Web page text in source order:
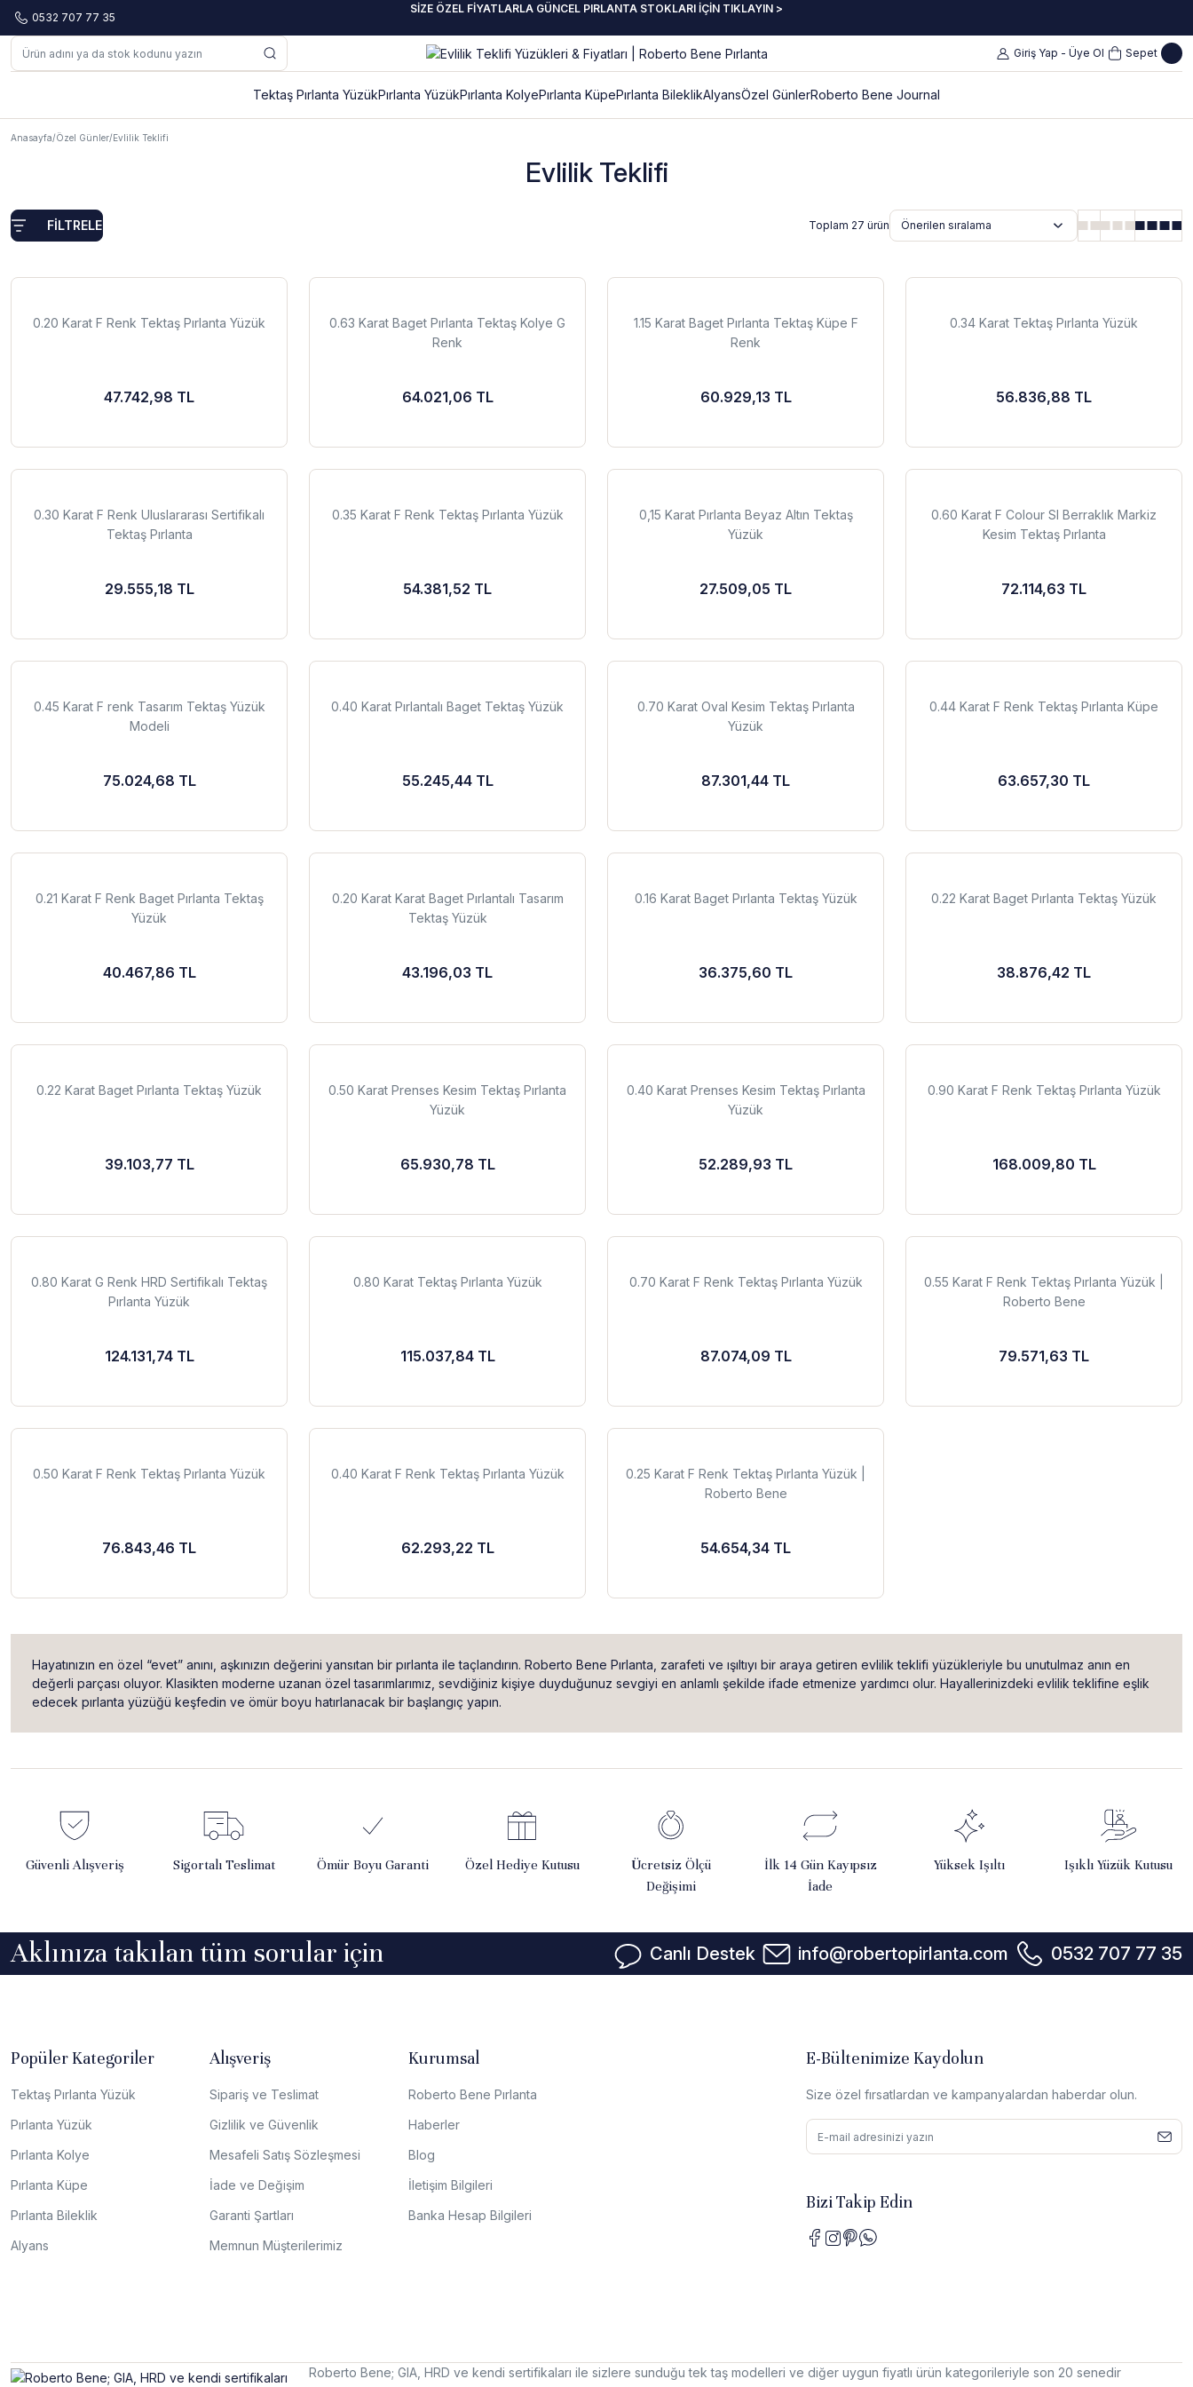
0532 707 77 35
SİZE ÖZEL FİYATLARLA GÜNCEL PIRLANTA STOKLARI İÇİN TIKLAYIN >
Giriş Yap - Üye Ol Sepet
Tektaş Pırlanta YüzükPırlanta YüzükPırlanta KolyePırlanta KüpePırlanta BileklikAlyansÖzel GünlerRoberto Bene Journal
Anasayfa Özel Günler Evlilik Teklifi
Evlilik Teklifi
FİLTRELE Toplam 27 ürün
0.20 Karat F Renk Tektaş Pırlanta Yüzük
47.742,98 TL
0.63 Karat Baget Pırlanta Tektaş Kolye G
Renk
64.021,06 TL
1.15 Karat Baget Pırlanta Tektaş Küpe F
Renk
60.929,13 TL
0.34 Karat Tektaş Pırlanta Yüzük
56.836,88 TL
0.30 Karat F Renk Uluslararası Sertifikalı
Tektaş Pırlanta
29.555,18 TL
0.35 Karat F Renk Tektaş Pırlanta Yüzük
54.381,52 TL
0,15 Karat Pırlanta Beyaz Altın Tektaş
Yüzük
27.509,05 TL
0.60 Karat F Colour SI Berraklık Markiz
Kesim Tektaş Pırlanta
72.114,63 TL
0.45 Karat F renk Tasarım Tektaş Yüzük
Modeli
75.024,68 TL
0.40 Karat Pırlantalı Baget Tektaş Yüzük
55.245,44 TL
0.70 Karat Oval Kesim Tektaş Pırlanta
Yüzük
87.301,44 TL
0.44 Karat F Renk Tektaş Pırlanta Küpe
63.657,30 TL
0.21 Karat F Renk Baget Pırlanta Tektaş
Yüzük
40.467,86 TL
0.20 Karat Karat Baget Pırlantalı Tasarım
Tektaş Yüzük
43.196,03 TL
0.16 Karat Baget Pırlanta Tektaş Yüzük
36.375,60 TL
0.22 Karat Baget Pırlanta Tektaş Yüzük
38.876,42 TL
0.22 Karat Baget Pırlanta Tektaş Yüzük
39.103,77 TL
0.50 Karat Prenses Kesim Tektaş Pırlanta
Yüzük
65.930,78 TL
0.40 Karat Prenses Kesim Tektaş Pırlanta
Yüzük
52.289,93 TL
0.90 Karat F Renk Tektaş Pırlanta Yüzük
168.009,80 TL
0.80 Karat G Renk HRD Sertifikalı Tektaş
Pırlanta Yüzük
124.131,74 TL
0.80 Karat Tektaş Pırlanta Yüzük
115.037,84 TL
0.70 Karat F Renk Tektaş Pırlanta Yüzük
87.074,09 TL
0.55 Karat F Renk Tektaş Pırlanta Yüzük |
Roberto Bene
79.571,63 TL
0.50 Karat F Renk Tektaş Pırlanta Yüzük
76.843,46 TL
0.40 Karat F Renk Tektaş Pırlanta Yüzük
62.293,22 TL
0.25 Karat F Renk Tektaş Pırlanta Yüzük |
Roberto Bene
54.654,34 TL
Hayatınızın en özel “evet” anını, aşkınızın değerini yansıtan bir pırlanta ile taçlandırın. Roberto Bene Pırlanta, zarafeti ve ışıltıyı bir araya getiren evlilik teklifi yüzükleriyle bu unutulmaz anın en
değerli parçası oluyor. Klasikten moderne uzanan özel tasarımlarımız, sevdiğiniz kişiye duyduğunuz sevgiyi en anlamlı şekilde ifade etmenize yardımcı olur. Hayallerinizdeki evlilik teklifine eşlik
edecek pırlanta yüzüğü keşfedin ve ömür boyu hatırlanacak bir başlangıç yapın.
Güvenli Alışveriş Sigortalı Teslimat Ömür Boyu Garanti Özel Hediye Kutusu
Ücretsiz Ölçü
Değişimi
İlk 14 Gün Kayıpsız
İade
Yüksek Işıltı Işıklı Yüzük Kutusu
Aklınıza takılan tüm sorular için Canlı Destek info@robertopirlanta.com 0532 707 77 35
Popüler Kategoriler
Tektaş Pırlanta Yüzük
Pırlanta Yüzük
Pırlanta Kolye
Pırlanta Küpe
Pırlanta Bileklik
Alyans
Alışveriş
Sipariş ve Teslimat
Gizlilik ve Güvenlik
Mesafeli Satış Sözleşmesi
İade ve Değişim
Garanti Şartları
Memnun Müşterilerimiz
Kurumsal
Roberto Bene Pırlanta
Haberler
Blog
İletişim Bilgileri
Banka Hesap Bilgileri
E-Bültenimize Kaydolun
Size özel fırsatlardan ve kampanyalardan haberdar olun.
Bizi Takip Edin
Roberto Bene; GIA, HRD ve kendi sertifikaları ile sizlere sunduğu tek taş modelleri ve diğer uygun fiyatlı ürün kategorileriyle son 20 senedir